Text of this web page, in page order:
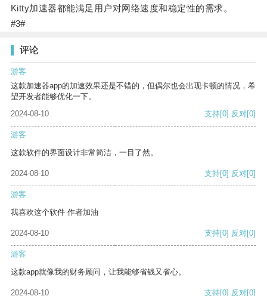
Kitty加速器都能满足用户对网络速度和稳定性的需求。
#3#
评论
游客
这款加速器app的加速效果还是不错的，但偶尔也会出现卡顿的情况，希
望开发者能够优化一下。
2024-08-10
支持[0] 反对[0]
游客
这款软件的界面设计非常简洁，一目了然。
2024-08-10 支持[0] 反对[0]
游客
我喜欢这个软件 作者加油
2024-08-10 支持[0] 反对[0]
游客
这款app就像我的财务顾问，让我能够省钱又省心。
2024-08-10 支持[0] 反对[0]